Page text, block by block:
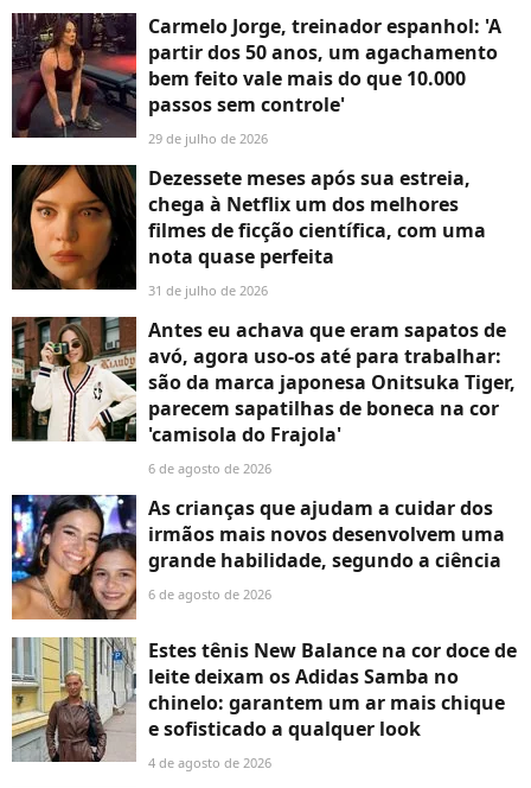
Carmelo Jorge, treinador espanhol: 'A
partir dos 50 anos, um agachamento
bem feito vale mais do que 10.000
passos sem controle'
29 de julho de 2026
Dezessete meses após sua estreia,
chega à Netflix um dos melhores
filmes de ficção científica, com uma
nota quase perfeita
31 de julho de 2026
Antes eu achava que eram sapatos de
avó, agora uso-os até para trabalhar:
são da marca japonesa Onitsuka Tiger,
parecem sapatilhas de boneca na cor
'camisola do Frajola'
6 de agosto de 2026
As crianças que ajudam a cuidar dos
irmãos mais novos desenvolvem uma
grande habilidade, segundo a ciência
6 de agosto de 2026
Estes tênis New Balance na cor doce de
leite deixam os Adidas Samba no
chinelo: garantem um ar mais chique
e sofisticado a qualquer look
4 de agosto de 2026